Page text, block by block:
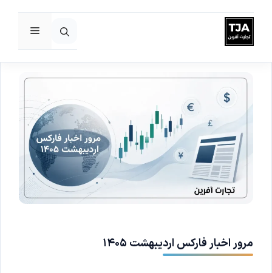
پرش
به
فهرست
مرور اخبار فارکس اردیبهشت ۱۴۰۵